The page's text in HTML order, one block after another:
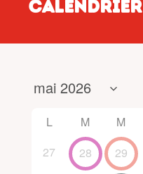
CALENDRIER
L M M
27
28 29